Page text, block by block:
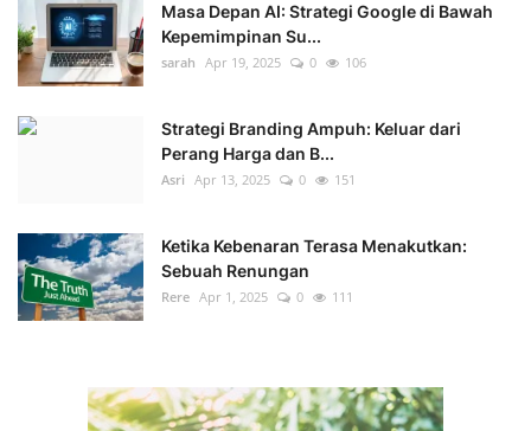
Masa Depan AI: Strategi Google di Bawah
Kepemimpinan Su...
sarah Apr 19, 2025 0 106
Strategi Branding Ampuh: Keluar dari
Perang Harga dan B...
Asri Apr 13, 2025 0 151
Ketika Kebenaran Terasa Menakutkan:
Sebuah Renungan
Rere Apr 1, 2025 0 111